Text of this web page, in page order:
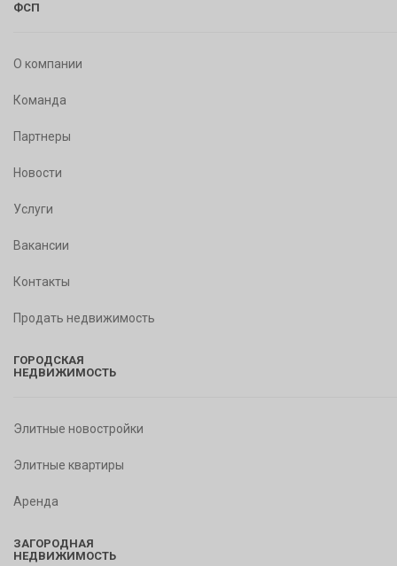
ФСП
О компании
Команда
Партнеры
Новости
Услуги
Вакансии
Контакты
Продать недвижимость
ГОРОДСКАЯ
НЕДВИЖИМОСТЬ
Элитные новостройки
Элитные квартиры
Аренда
ЗАГОРОДНАЯ
НЕДВИЖИМОСТЬ